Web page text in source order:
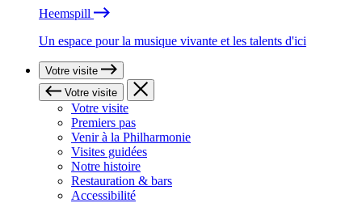
Heemspill
Un espace pour la musique vivante et les talents d'ici
Votre visite
Votre visite
Votre visite
Premiers pas
Venir à la Philharmonie
Visites guidées
Notre histoire
Restauration & bars
Accessibilité